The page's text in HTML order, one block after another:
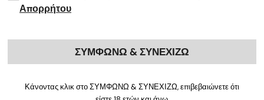
Απορρήτου
ΣΥΜΦΩΝΩ & ΣΥΝΕΧΙΖΩ
Κάνοντας κλικ στο ΣΥΜΦΩΝΩ & ΣΥΝΕΧΙΖΩ, επιβεβαιώνετε ότι